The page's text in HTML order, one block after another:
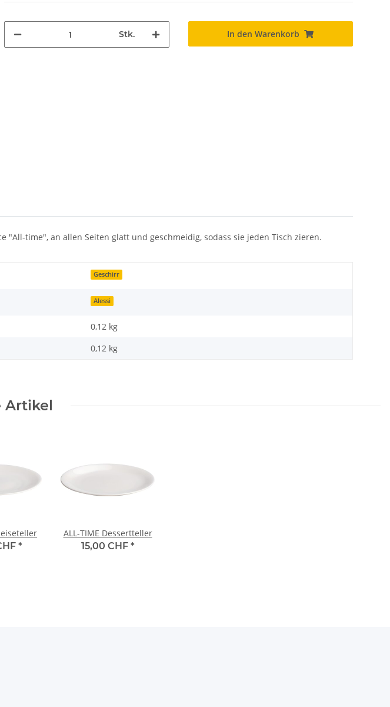
Stk. In den Warenkorb
"All-time", an allen Seiten glatt und geschmeidig, sodass sie jeden Tisch zieren.
Geschirr
Alessi
0,12 kg
0,12 kg
Artikel
*
ALL-TIME Dessertteller
15,00 CHF *